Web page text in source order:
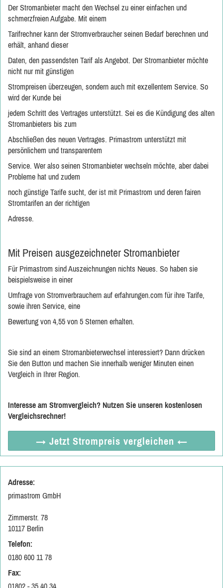
Der Stromanbieter macht den Wechsel zu einer einfachen und
schmerzfreien Aufgabe. Mit einem
Tarifrechner kann der Stromverbraucher seinen Bedarf berechnen und
erhält, anhand dieser
Daten, den passendsten Tarif als Angebot. Der Stromanbieter möchte
nicht nur mit günstigen
Strompreisen überzeugen, sondern auch mit exzellentem Service. So
wird der Kunde bei
jedem Schritt des Vertrages unterstützt. Sei es die Kündigung des alten
Stromanbieters bis zum
Abschließen des neuen Vertrages. Primastrom unterstützt mit
persönlichem und transparentem
Service. Wer also seinen Stromanbieter wechseln möchte, aber dabei
Probleme hat und zudem
noch günstige Tarife sucht, der ist mit Primastrom und deren fairen
Stromtarifen an der richtigen
Adresse.
Mit Preisen ausgezeichneter Stromanbieter
Für Primastrom sind Auszeichnungen nichts Neues. So haben sie
beispielsweise in einer
Umfrage von Stromverbrauchern auf erfahrungen.com für ihre Tarife,
sowie ihren Service, eine
Bewertung von 4,55 von 5 Sternen erhalten.
Sie sind an einem Stromanbieterwechsel interessiert? Dann drücken
Sie den Button und machen Sie innerhalb weniger Minuten einen
Vergleich in Ihrer Region.
Interesse am Stromvergleich? Nutzen Sie unseren kostenlosen
Vergleichsrechner!
→ Jetzt Strompreis vergleichen ←
Adresse:
primastrom GmbH
Zimmerstr. 78
10117 Berlin
Telefon:
0180 600 11 78
Fax:
01802 - 35 40 34